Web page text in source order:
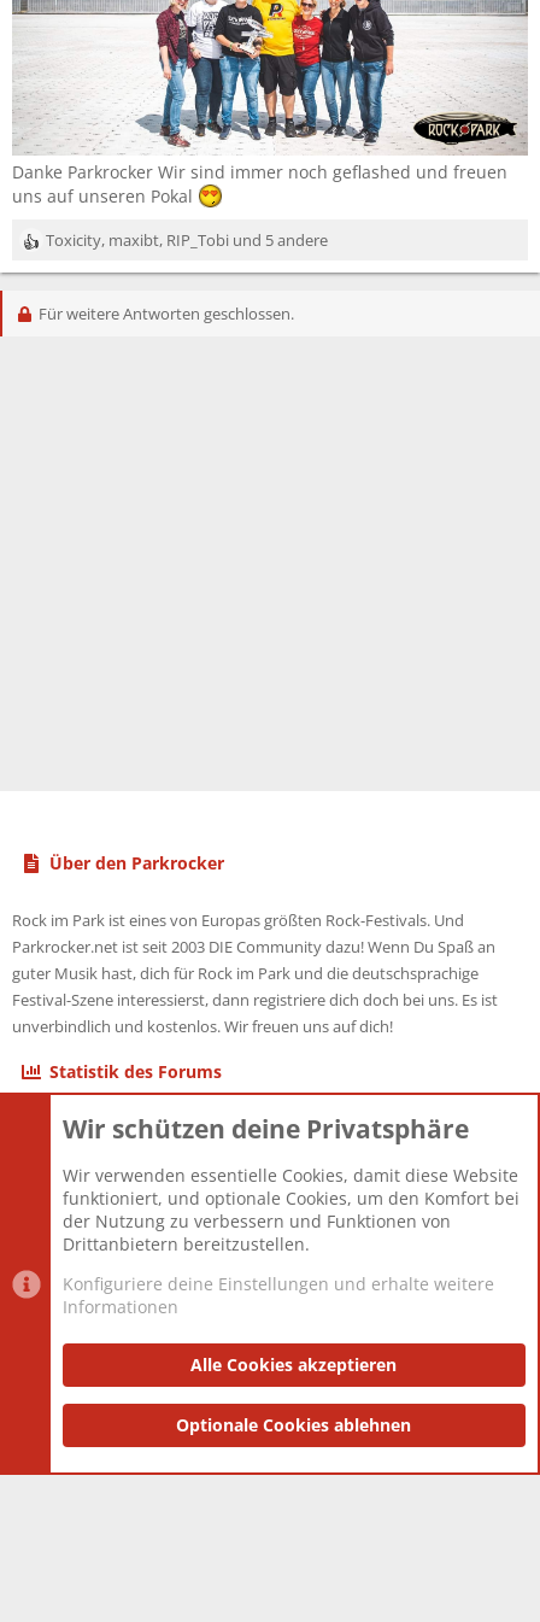
Danke Parkrocker Wir sind immer noch geflashed und freuen
uns auf unseren Pokal
R
e
k
Toxicity, maxibt, RIP_Tobi und 5 andere
Für weitere Antworten geschlossen.
Über den Parkrocker
Rock im Park ist eines von Europas größten Rock-Festivals. Und
Parkrocker.net ist seit 2003 DIE Community dazu! Wenn Du Spaß an
guter Musik hast, dich für Rock im Park und die deutschsprachige
Festival-Szene interessierst, dann registriere dich doch bei uns. Es ist
unverbindlich und kostenlos. Wir freuen uns auf dich!
Statistik des Forums
Themen
Mitglieder
12.425
Neuestes Mitglied
Toddster85
Datenschutzerklärung Impressum
Community platform by XenForo® © 2010-2025 XenForo Ltd.
and add-ons by ThemeHouse
Wir schützen deine Privatsphäre
Wir verwenden essentielle Cookies, damit diese Website
funktioniert, und optionale Cookies, um den Komfort bei
der Nutzung zu verbessern und Funktionen von
Drittanbietern bereitzustellen.
Konfiguriere deine Einstellungen und erhalte weitere
Informationen
Alle Cookies akzeptieren
Optionale Cookies ablehnen